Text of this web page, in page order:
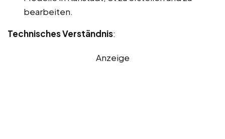
bearbeiten.
Technisches Verständnis:
Anzeige